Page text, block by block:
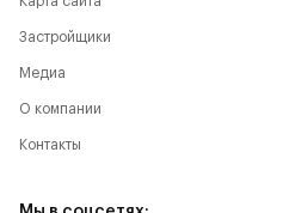
Застройщики
Медиа
О компании
Контакты